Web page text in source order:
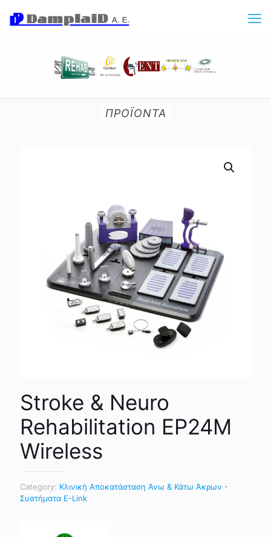
ΠΡΟΪΟΝΤΑ
Stroke & Neuro
Rehabilitation EP24M
Wireless
Category: Κλινική Αποκατάσταση Άνω & Κάτω Άκρων -
Συστήματα E-Link